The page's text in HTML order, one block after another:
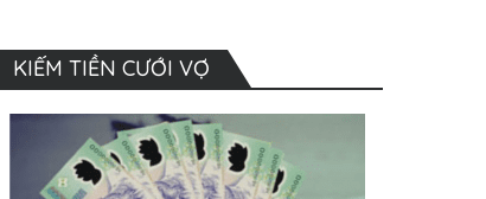
KIẾM TIỀN CƯỚI VỢ